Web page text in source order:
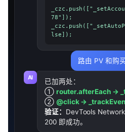
78"]);
lse]);
路由 PV 和购
AI
已加两处：
① router.afterEach →
② @click →
验证： DevTools
200 即成功。